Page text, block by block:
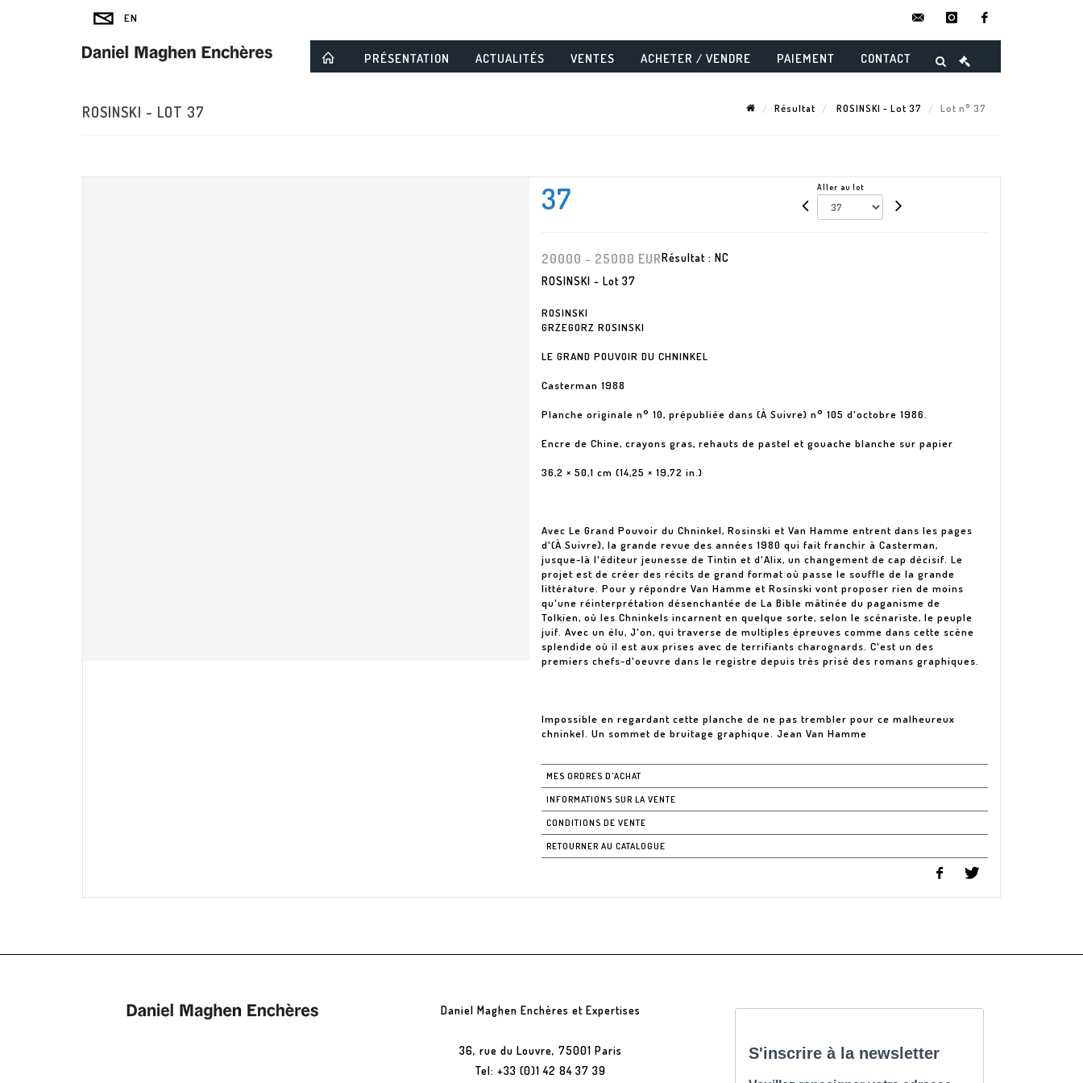
instagram
PRÉSENTATION ACTUALITÉS VENTES ACHETER / VENDRE PAIEMENT CONTACT
ROSINSKI - LOT 37 Résultat ROSINSKI - Lot 37 Lot n° 37
37 Aller au lot
20000 - 25000 EURRésultat : NC
ROSINSKI - Lot 37
ROSINSKI
GRZEGORZ ROSINSKI
LE GRAND POUVOIR DU CHNINKEL
Casterman 1988
Planche originale n° 10, prépubliée dans (À Suivre) n° 105 d'octobre 1986.
Encre de Chine, crayons gras, rehauts de pastel et gouache blanche sur papier
36,2 × 50,1 cm (14,25 × 19,72 in.)
Avec Le Grand Pouvoir du Chninkel, Rosinski et Van Hamme entrent dans les pages
d'(À Suivre), la grande revue des années 1980 qui fait franchir à Casterman,
jusque-là l'éditeur jeunesse de Tintin et d'Alix, un changement de cap décisif. Le
projet est de créer des récits de grand format où passe le souffle de la grande
littérature. Pour y répondre Van Hamme et Rosinski vont proposer rien de moins
qu'une réinterprétation désenchantée de La Bible mâtinée du paganisme de
Tolkien, où les Chninkels incarnent en quelque sorte, selon le scénariste, le peuple
juif. Avec un élu, J'on, qui traverse de multiples épreuves comme dans cette scène
splendide où il est aux prises avec de terrifiants charognards. C'est un des
premiers chefs-d'oeuvre dans le registre depuis très prisé des romans graphiques.
Impossible en regardant cette planche de ne pas trembler pour ce malheureux
chninkel. Un sommet de bruitage graphique. Jean Van Hamme
MES ORDRES D'ACHAT
INFORMATIONS SUR LA VENTE
CONDITIONS DE VENTE
RETOURNER AU CATALOGUE
Daniel Maghen Enchères et Expertises
36, rue du Louvre, 75001 Paris
Tel: +33 (0)1 42 84 37 39